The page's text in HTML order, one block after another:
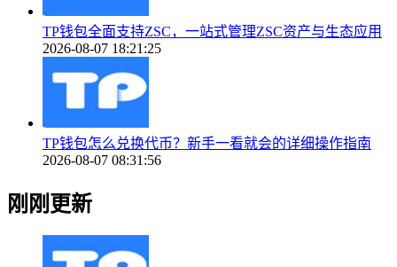
TP钱包全面支持ZSC，一站式管理ZSC资产与生态应用
2026-08-07 18:21:25
TP钱包怎么兑换代币？新手一看就会的详细操作指南
2026-08-07 08:31:56
刚刚更新